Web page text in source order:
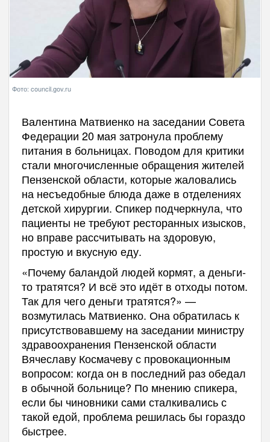
Фото: council.gov.ru
Валентина Матвиенко на заседании Совета
Федерации 20 мая затронула проблему
питания в больницах. Поводом для критики
стали многочисленные обращения жителей
Пензенской области, которые жаловались
на несъедобные блюда даже в отделениях
детской хирургии. Спикер подчеркнула, что
пациенты не требуют ресторанных изысков,
но вправе рассчитывать на здоровую,
простую и вкусную еду.
«Почему баландой людей кормят, а деньги-
то тратятся? И всё это идёт в отходы потом.
Так для чего деньги тратятся?» —
возмутилась Матвиенко. Она обратилась к
присутствовавшему на заседании министру
здравоохранения Пензенской области
Вячеславу Космачеву с провокационным
вопросом: когда он в последний раз обедал
в обычной больнице? По мнению спикера,
если бы чиновники сами сталкивались с
такой едой, проблема решилась бы гораздо
быстрее.